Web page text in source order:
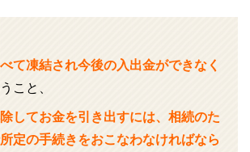
て凍結され今後の入出金ができなく
こと、
してお金を引き出すには、相続のた
定の手続きをおこなわなければなら